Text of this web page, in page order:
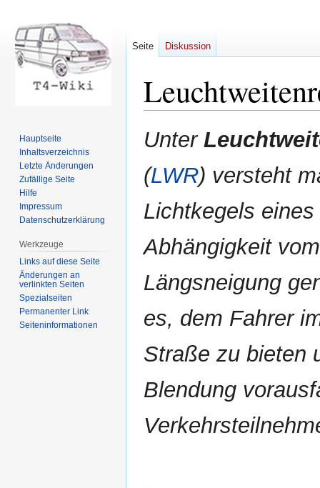
Zur
Navigation
Zur
Suche
Unter
(LWR) versteht
Lichtkegels eines
Abhängigkeit
Längsneigung
es, dem Fahrer
Straße zu bieten
Blendung
Seite Diskussion
Hauptseite
Inhaltsverzeichnis
Letzte Änderungen
Zufällige Seite
Hilfe
Impressum
Datenschutzerklärung
Werkzeuge
Links auf diese Seite
Änderungen an
verlinkten Seiten
Spezialseiten
Permanenter Link
Seiten­informationen